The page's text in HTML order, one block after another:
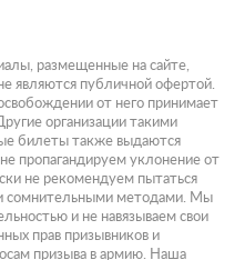
размещенные на сайте,
являются публичной офертой.
от него принимает
организации такими
билеты также выдаются
пропагандируем уклонение от
не рекомендуем пытаться
сомнительными методами. Мы
и не навязываем свои
прав призывников и
призыва в армию. Наша